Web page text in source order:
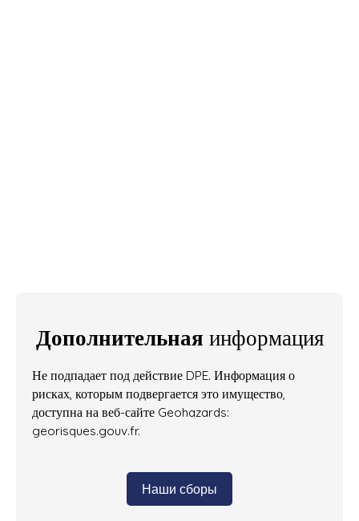
Дополнительная информация
Не подпадает под действие DPE. Информация о
рисках, которым подвергается это имущество,
доступна на веб-сайте Geohazards:
georisques.gouv.fr.
Наши сборы